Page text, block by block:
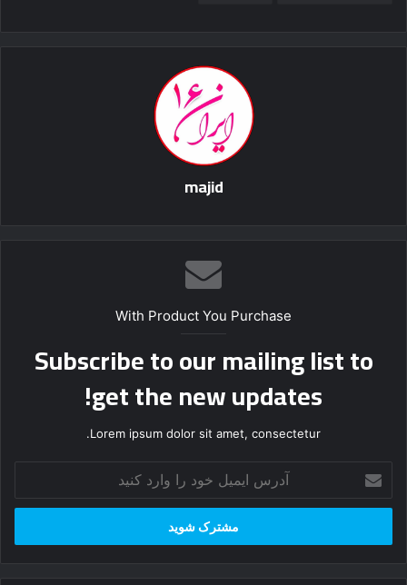
majid
With Product You Purchase
Subscribe to our mailing list to
get the new updates!
Lorem ipsum dolor sit amet, consectetur.
ر
ا